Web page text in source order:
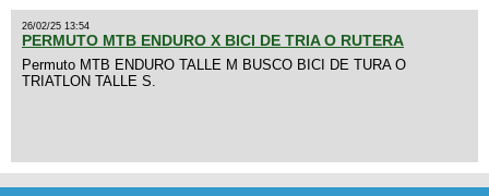
26/02/25 13:54
PERMUTO MTB ENDURO X BICI DE TRIA O RUTERA
Permuto MTB ENDURO TALLE M BUSCO BICI DE TURA O
TRIATLON TALLE S.